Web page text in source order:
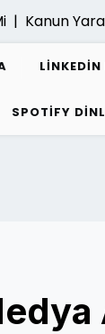
LINKEDIN
SPOTIFY